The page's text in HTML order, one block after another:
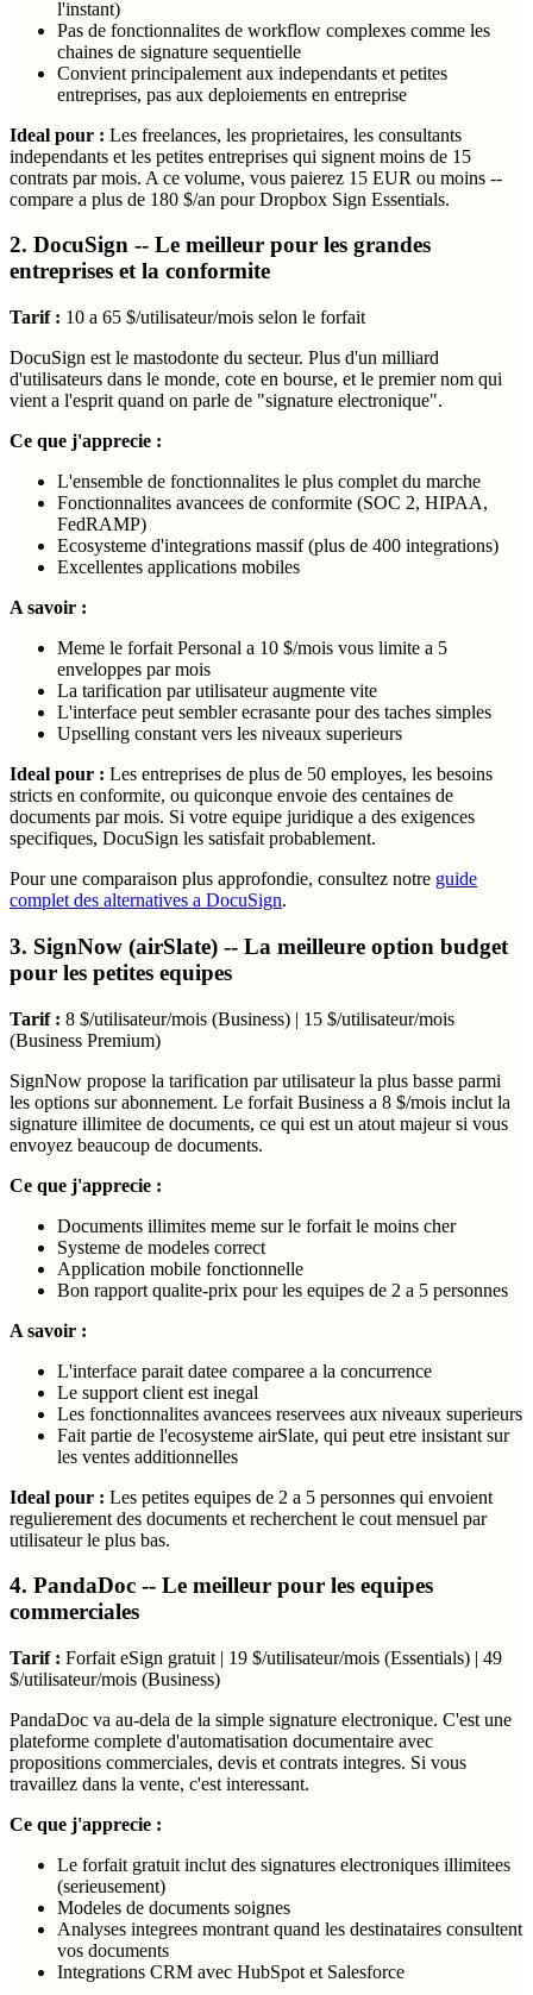
l'instant)
Pas de fonctionnalites de workflow complexes comme les
chaines de signature sequentielle
Convient principalement aux independants et petites
entreprises, pas aux deploiements en entreprise
Ideal pour : Les freelances, les proprietaires, les consultants
independants et les petites entreprises qui signent moins de 15
contrats par mois. A ce volume, vous paierez 15 EUR ou moins --
compare a plus de 180 $/an pour Dropbox Sign Essentials.
2. DocuSign -- Le meilleur pour les grandes
entreprises et la conformite
Tarif : 10 a 65 $/utilisateur/mois selon le forfait
DocuSign est le mastodonte du secteur. Plus d'un milliard
d'utilisateurs dans le monde, cote en bourse, et le premier nom qui
vient a l'esprit quand on parle de "signature electronique".
Ce que j'apprecie :
L'ensemble de fonctionnalites le plus complet du marche
Fonctionnalites avancees de conformite (SOC 2, HIPAA,
FedRAMP)
Ecosysteme d'integrations massif (plus de 400 integrations)
Excellentes applications mobiles
A savoir :
Meme le forfait Personal a 10 $/mois vous limite a 5
enveloppes par mois
La tarification par utilisateur augmente vite
L'interface peut sembler ecrasante pour des taches simples
Upselling constant vers les niveaux superieurs
Ideal pour : Les entreprises de plus de 50 employes, les besoins
stricts en conformite, ou quiconque envoie des centaines de
documents par mois. Si votre equipe juridique a des exigences
specifiques, DocuSign les satisfait probablement.
Pour une comparaison plus approfondie, consultez notre guide
complet des alternatives a DocuSign.
3. SignNow (airSlate) -- La meilleure option budget
pour les petites equipes
Tarif : 8 $/utilisateur/mois (Business) | 15 $/utilisateur/mois
(Business Premium)
SignNow propose la tarification par utilisateur la plus basse parmi
les options sur abonnement. Le forfait Business a 8 $/mois inclut la
signature illimitee de documents, ce qui est un atout majeur si vous
envoyez beaucoup de documents.
Ce que j'apprecie :
Documents illimites meme sur le forfait le moins cher
Systeme de modeles correct
Application mobile fonctionnelle
Bon rapport qualite-prix pour les equipes de 2 a 5 personnes
A savoir :
L'interface parait datee comparee a la concurrence
Le support client est inegal
Les fonctionnalites avancees reservees aux niveaux superieurs
Fait partie de l'ecosysteme airSlate, qui peut etre insistant sur
les ventes additionnelles
Ideal pour : Les petites equipes de 2 a 5 personnes qui envoient
regulierement des documents et recherchent le cout mensuel par
utilisateur le plus bas.
4. PandaDoc -- Le meilleur pour les equipes
commerciales
Tarif : Forfait eSign gratuit | 19 $/utilisateur/mois (Essentials) | 49
$/utilisateur/mois (Business)
PandaDoc va au-dela de la simple signature electronique. C'est une
plateforme complete d'automatisation documentaire avec
propositions commerciales, devis et contrats integres. Si vous
travaillez dans la vente, c'est interessant.
Ce que j'apprecie :
Le forfait gratuit inclut des signatures electroniques illimitees
(serieusement)
Modeles de documents soignes
Analyses integrees montrant quand les destinataires consultent
vos documents
Integrations CRM avec HubSpot et Salesforce